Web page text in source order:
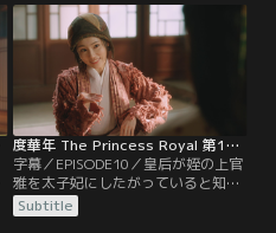
く。そんな中、拓跋燕が約束どおり
に楊家の罪を証言し、李蓉と裴文宣
はようやく釈放される。2人は事件
の全貌を朝廷で証言することになる
が…。
度華年 The Princess Royal 第10話／字幕
字幕／EPISODE10／皇后が姪の上官
雅を太子妃にしたがっていると知る
李蓉は、雅の考えを聞きに行くこと
にする。雅のことはよく知っている
Subtitle